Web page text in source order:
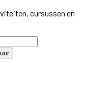
cursussen en